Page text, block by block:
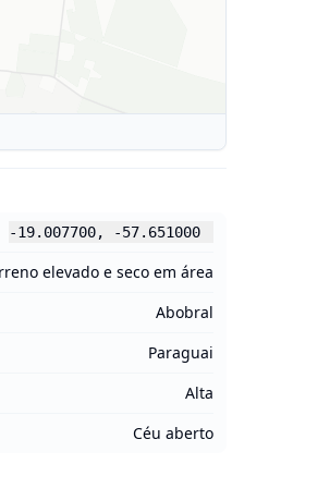
-19.007700, -57.651000
elevado e seco em área
Abobral
Paraguai
Alta
Céu aberto